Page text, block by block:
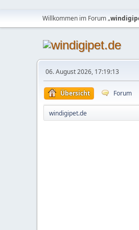
Willkommen im Forum „
06. August 2026, 17:19:13
Übersicht Forum
windigipet.de